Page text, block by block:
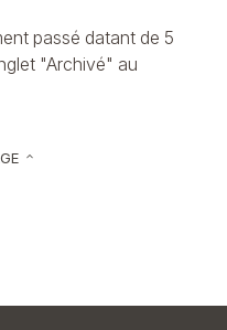
passé datant de 5
"Archivé" au
keyboard_arrow_up